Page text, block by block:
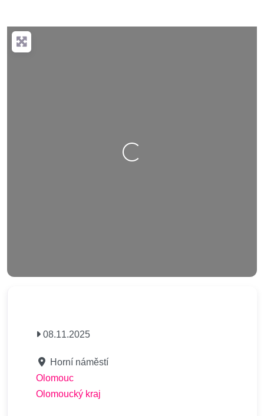
Nahrávání….
08.11.2025
Horní náměstí
Olomouc
Olomoucký kraj